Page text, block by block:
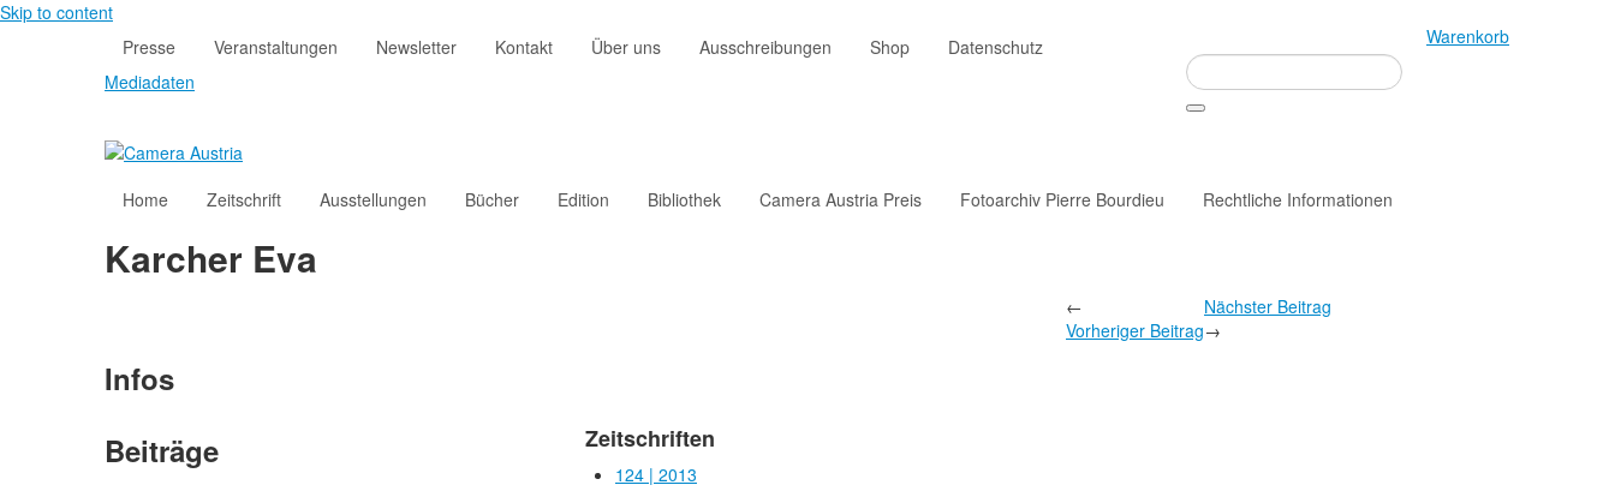
Skip to content
Presse
Veranstaltungen Newsletter Kontakt Über uns Ausschreibungen Shop
Datenschutz
Mediadaten
Warenkorb
Home Zeitschrift Ausstellungen Bücher Edition Bibliothek Camera Austria Preis Fotoarchiv Pierre Bourdieu Rechtliche Informationen
Karcher Eva
←
Vorheriger Beitrag
Nächster Beitrag
→
Infos
Beiträge
Zeitschriften
124 | 2013